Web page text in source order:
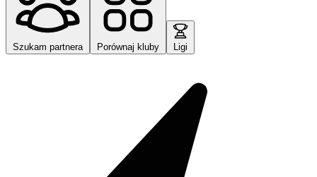
Szukam partnera Porównaj kluby Ligi